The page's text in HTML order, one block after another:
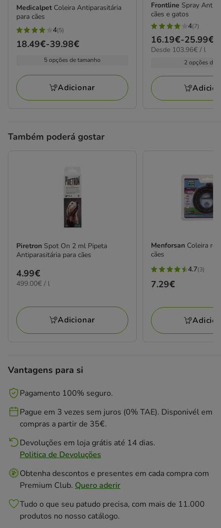
Medicalpet Coleira Antiparasitária
para cães
4
estrelas
avaliações
4(5)
Preço
a
39.98€
18.49€-39.98€
5 opções de tamanho
Adicionar
Frontline Spray
cães e gatos
4
estrelas
com
avaliações
4(7)
Preço
de
25.99€
16.19€-25.99€
103.96€
Desde 103.96€ / l
2 opções de
Também poderá gostar
Piretron Spot On 2 ml Pipeta
Antiparasitária para cães
Preço
4.99€
4.99€
499.00€
499.00€ / l
Adicionar
Menforsan Coleira
cães
4.7
estrelas
3
avaliações
4.7(3)
Preço
7.29€
Vantagens para si
Pagamento 100% seguro.
Pague em 3 vezes sem juros (0% TAE). Disponivél em
compras a partir de 35€.
Devoluções em loja grátis até 14 dias.
Politica de Devoluções
Obtenha descontos e presentes em cada compra com
Premium Club. Quero aderir
Tudo o que seu patudo precisa, com mais de 11.000
produtos no nosso catálogo.